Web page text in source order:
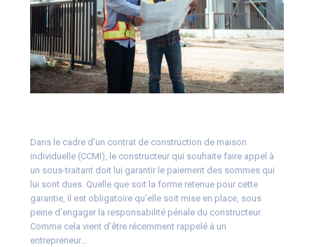
Dans le cadre d’un contrat de construction de maison
individuelle (CCMI), le constructeur qui souhaite faire appel à
un sous-traitant doit lui garantir le paiement des sommes qui
lui sont dues. Quelle que soit la forme retenue pour cette
garantie, il est obligatoire qu’elle soit mise en place, sous
peine d’engager la responsabilité pénale du constructeur.
Comme cela vient d’être récemment rappelé à un
entrepreneur…